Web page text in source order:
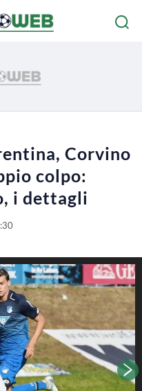
Corvino
colpo:
i dettagli